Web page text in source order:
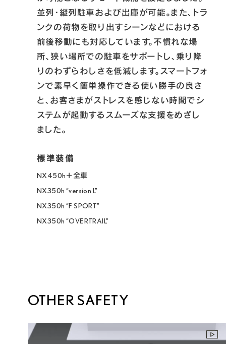
並列・縦列駐車および出庫が可能。また、トラ
ンクの荷物を取り出すシーンなどにおける
前後移動にも対応しています。不慣れな場
所、狭い場所での駐車をサポートし、乗り降
りのわずらわしさを低減します。スマートフォ
ンで素早く簡単操作できる使い勝手の良さ
と、お客さまがストレスを感じない時間でシ
ステムが起動するスムーズな支援をめざし
ました。
NX450h＋全車
NX350h “version L”
NX350h “F SPORT”
NX350h “OVERTRAIL”
OTHER SAFETY